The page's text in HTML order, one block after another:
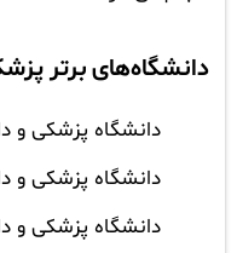
دانشگاه‌های برتر
دانشگاه پزشکی و
دانشگاه پزشکی و
دانشگاه پزشکی و